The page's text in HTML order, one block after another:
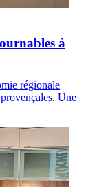
à
régionale
Une